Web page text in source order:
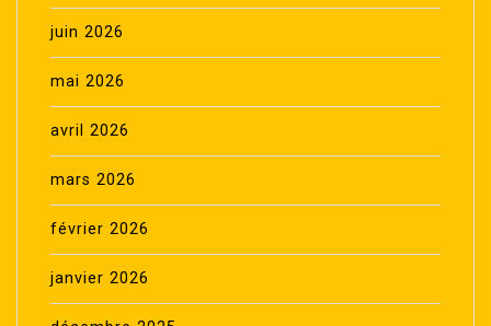
juin 2026
mai 2026
avril 2026
mars 2026
février 2026
janvier 2026